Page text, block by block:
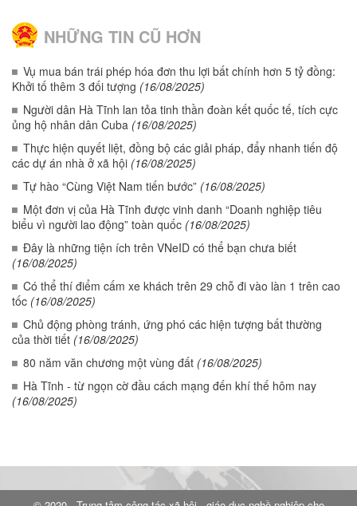
NHỮNG TIN CŨ HƠN
Vụ mua bán trái phép hóa đơn thu lợi bất chính hơn 5 tỷ đồng:
Khởi tố thêm 3 đối tượng (16/08/2025)
Người dân Hà Tĩnh lan tỏa tinh thần đoàn kết quốc tế, tích cực
ủng hộ nhân dân Cuba (16/08/2025)
Thực hiện quyết liệt, đồng bộ các giải pháp, đẩy nhanh tiến độ
các dự án nhà ở xã hội (16/08/2025)
Tự hào “Cùng Việt Nam tiến bước” (16/08/2025)
Một đơn vị của Hà Tĩnh được vinh danh “Doanh nghiệp tiêu
biểu vì người lao động” toàn quốc (16/08/2025)
Đây là những tiện ích trên VNeID có thể bạn chưa biết
(16/08/2025)
Có thể thí điểm cấm xe khách trên 29 chỗ đi vào làn 1 trên cao
tốc (16/08/2025)
Chủ động phòng tránh, ứng phó các hiện tượng bất thường
của thời tiết (16/08/2025)
80 năm văn chương một vùng đất (16/08/2025)
Hà Tĩnh - từ ngọn cờ đầu cách mạng đến khí thế hôm nay
(16/08/2025)